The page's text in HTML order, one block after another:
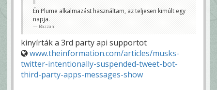
Én Plume alkalmazást használtam, az teljesen kimúlt egy
napja.
Bazzani
kinyírták a 3rd party api supportot
www.theinformation.com/articles/musks-
twitter-intentionally-suspended-tweet-bot-
third-party-apps-messages-show